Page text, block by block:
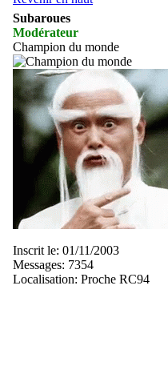
Subaroues
Modérateur
Champion du monde
Inscrit le: 01/11/2003
Messages: 7354
Localisation: Proche RC94